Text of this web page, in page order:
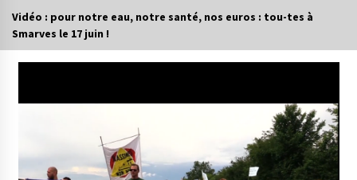
Vidéo : pour notre eau, notre santé, nos euros : tou-tes à
Smarves le 17 juin !